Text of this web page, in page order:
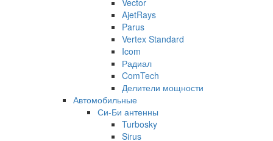
AjetRays
Parus
Vertex Standard
Icom
Радиал
ComTech
Делители мощности
Автомобильные
Си-Би антенны
Turbosky
Sirus